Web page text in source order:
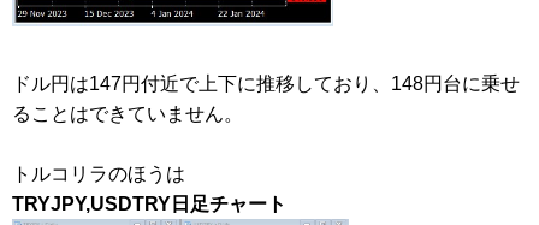
ドル円は147円付近で上下に推移しており、148円台に乗せ
ることはできていません。
トルコリラのほうは
TRYJPY,USDTRY日足チャート